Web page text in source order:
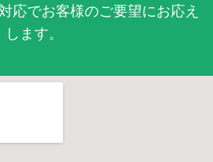
応でお客様のご要望にお応え
します。